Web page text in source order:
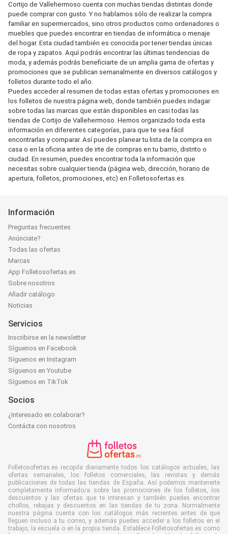
Cortijo de Vallehermoso cuenta con muchas tiendas distintas donde
puede comprar con gusto. Y no hablamos sólo de realizar la compra
familiar en supermercados, sino otros productos como ordenadores o
muebles que puedes encontrar en tiendas de informática o menaje
del hogar. Esta ciudad también es conocida por tener tiendas únicas
de ropa y zapatos. Aquí podrás encontrar las últimas tendencias de
moda, y además podrás beneficiarte de un amplia gama de ofertas y
promociones que se publican semanalmente en diversos catálogos y
folletos durante todo el año.
Puedes acceder al resumen de todas estas ofertas y promociones en
los folletos de nuestra página web, donde también puedes indagar
sobre todas las marcas que están disponibles en casi todas las
tiendas de Cortijo de Vallehermoso. Hemos organizado toda esta
información en diferentes categorías, para que te sea fácil
encontrarlas y comparar. Así puedes planear tu lista de la compra en
casa o en la oficina antes de irte de compras en tu barrio, distrito o
ciudad. En resumen, puedes encontrar toda la información que
necesitas sobre cualquier tienda (página web, dirección, horario de
apertura, folletos, promociones, etc) en Folletosofertas.es.
Información
Preguntas frecuentes
Anúnciate?
Todas las ofertas
Marcas
App Folletosofertas.es
Sobre nosotros
Añadir catálogo
Noticias
Servicios
Inscribirse en la newsletter
Síguenos en Facebook
Síguenos en Instagram
Síguenos en Youtube
Síguenos en TikTok
Socios
¿Interesado en colaborar?
Contácta con nosotros
Folletosofertas.es recopila diariamente todos los catálogos actuales, las
ofertas semanales, los folletos comerciales, las revistas y demás
publicaciones de todas las tiendas de España. Así podemos mantenerte
completamente informado/a sobre las promociones de los folletos, los
descuentos y las ofertas que te interesan y también puedes encontrar
chollos, rebajas y descuentos en las tiendas de tu zona. Normalmente
nuestra página cuenta con los catálogos más recientes antes de que
lleguen incluso a tu correo, y además puedes acceder a los folletos en el
trabajo, la escuela o en la propia tienda. Establece Folletosofertas.es como